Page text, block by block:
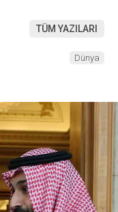
TÜM YAZILARI
Dünya